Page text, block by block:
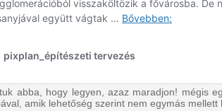
abba, hogy legyen, azaz maradjon! mégis
amik lehetőség szerint nem egymás mellett